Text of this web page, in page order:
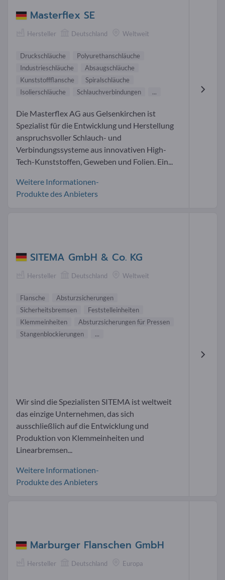
Masterflex SE
Hersteller Deutschland Weltweit
Druckschläuche
Polyurethanschläuche
Industrieschläuche
Absaugschläuche
Kunststoffflansche
Spiralschläuche
Isolierschläuche
Schlauchverbindungen ...
Die Masterflex AG aus Gelsenkirchen ist
Spezialist für die Entwicklung und Herstellung
anspruchsvoller Schlauch- und
Verbindungssysteme aus innovativen High-
Tech-Kunststoffen, Geweben und Folien. Ein...
Weitere Informationen-
Produkte des Anbieters
SITEMA GmbH & Co. KG
Hersteller Deutschland Weltweit
Flansche
Absturzsicherungen
Sicherheitsbremsen
Feststelleinheiten
Klemmeinheiten
Absturzsicherungen für Pressen
Stangenblockierungen
...
Wir sind die Spezialisten SITEMA ist weltweit
das einzige Unternehmen, das sich
ausschließlich auf die Entwicklung und
Produktion von Klemmeinheiten und
Linearbremsen...
Weitere Informationen-
Produkte des Anbieters
Marburger Flanschen GmbH
Hersteller Deutschland Europa